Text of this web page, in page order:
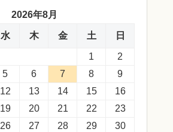
2026年8月
水 木 金 土 日
1
2
5 6 7 8
9
12 13 14 15
16
19 20 21 22
23
26 27 28 29
30